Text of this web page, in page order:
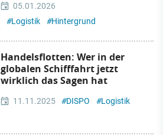
05.01.2026
#Logistik #Hintergrund
Handelsflotten: Wer in der
globalen Schifffahrt jetzt
wirklich das Sagen hat
11.11.2025 #DISPO #Logistik